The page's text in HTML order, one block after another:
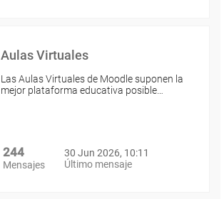
Aulas Virtuales
Las Aulas Virtuales de Moodle suponen la
mejor plataforma educativa posible…
244
Mensajes
30 Jun 2026, 10:11
Último mensaje